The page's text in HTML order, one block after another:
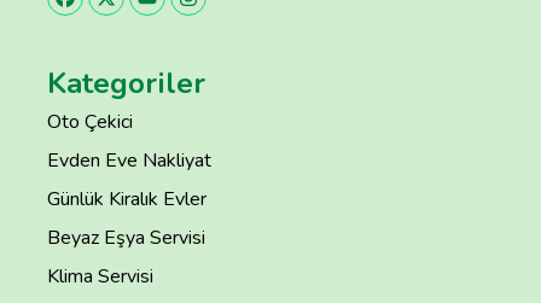
Kategoriler
Oto Çekici
Evden Eve Nakliyat
Günlük Kiralık Evler
Beyaz Eşya Servisi
Klima Servisi